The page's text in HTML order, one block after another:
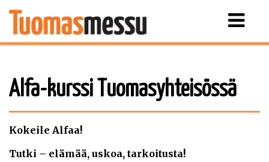
Näytä
Alfa-kurssi Tuomasyhteisössä
Kokeile Alfaa!
Tutki – elämää, uskoa, tarkoitusta!